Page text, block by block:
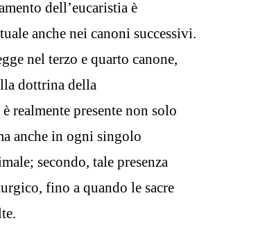
dell’eucaristia è
anche nei canoni successivi.
nel terzo e quarto canone,
dottrina della
realmente presente non solo
anche in ogni singolo
secondo, tale presenza
fino a quando le sacre